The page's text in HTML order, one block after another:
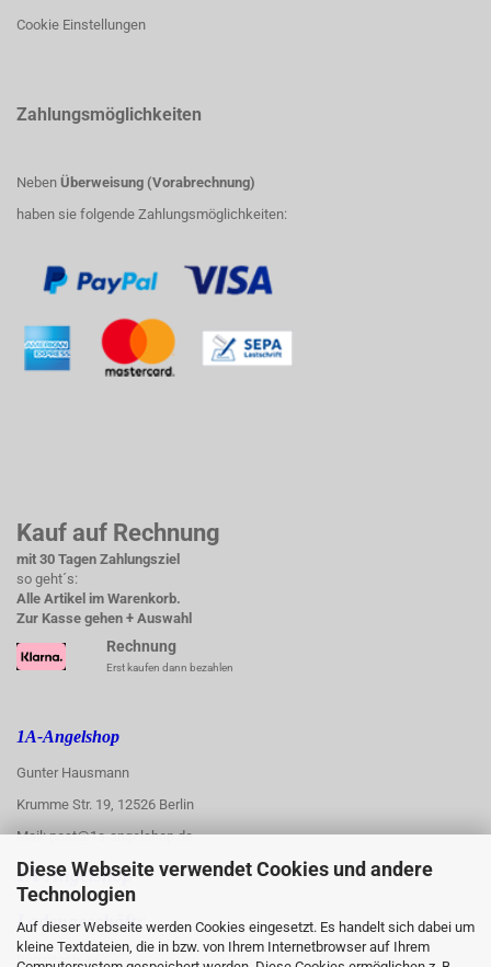
Diese Webseite verwendet Cookies und andere
Technologien
Auf dieser Webseite werden Cookies eingesetzt. Es handelt sich dabei um
kleine Textdateien, die in bzw. von Ihrem Internetbrowser auf Ihrem
Cookie Einstellungen
Zahlungsmöglichkeiten
Neben Überweisung (Vorabrechnung)
haben sie folgende Zahlungsmöglichkeiten:
Kauf auf Rechnung
mit 30 Tagen Zahlungsziel
so geht´s:
Alle Artikel im Warenkorb.
Zur Kasse gehen + Auswahl
Rechnung
Erst kaufen dann bezahlen
1A-Angelshop
Gunter Hausmann
Krumme Str. 19, 12526 Berlin
Mail: post@1a-angelshop.de
1A-Angelshop-
Ladengeschäft: :
Regattastr. 66